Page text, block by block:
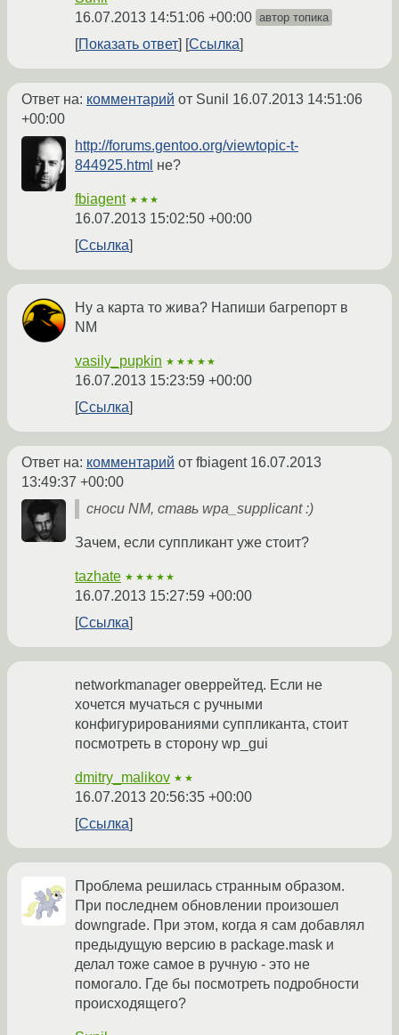
16.07.2013 14:51:06 +00:00 автор топика
Показать ответ Ссылка
Ответ на: комментарий от Sunil 16.07.2013 14:51:06
+00:00
http://forums.gentoo.org/viewtopic-t-
844925.html не?
fbiagent ★★★
16.07.2013 15:02:50 +00:00
Ссылка
Ну а карта то жива? Напиши багрепорт в
NM
vasily_pupkin ★★★★★
16.07.2013 15:23:59 +00:00
Ссылка
Ответ на: комментарий от fbiagent 16.07.2013
13:49:37 +00:00
сноси NM, ставь wpa_supplicant :)
Зачем, если суппликант уже стоит?
tazhate ★★★★★
16.07.2013 15:27:59 +00:00
Ссылка
networkmanager оверрейтед. Если не
хочется мучаться с ручными
конфигурированиями суппликанта, стоит
посмотреть в сторону wp_gui
dmitry_malikov ★★
16.07.2013 20:56:35 +00:00
Ссылка
Проблема решилась странным образом.
При последнем обновлении произошел
downgrade. При этом, когда я сам добавлял
предыдущую версию в package.mask и
делал тоже самое в ручную - это не
помогало. Где бы посмотреть подробности
происходящего?